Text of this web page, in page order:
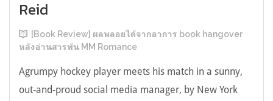
Reid
[Book Review] ผลพลอยได้จากอาการ book hangover
หลังอ่านสารพัน MM Romance
Agrumpy hockey player meets his match in a sunny,
out-and-proud social media manager, by New York